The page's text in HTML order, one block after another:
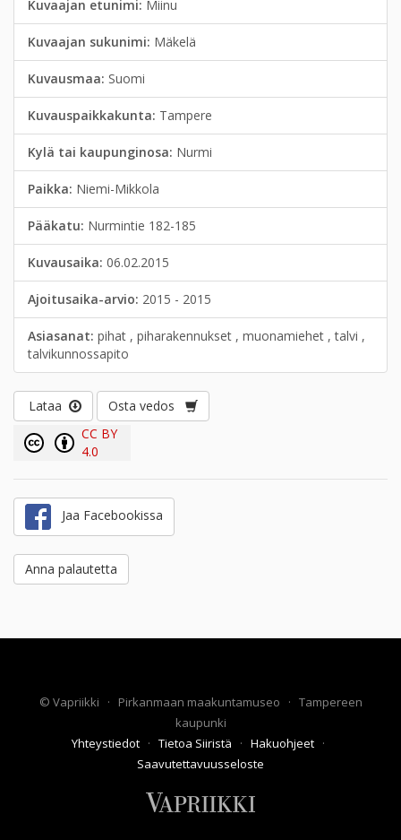
Kuvaajan etunimi: Miinu
Kuvaajan sukunimi: Mäkelä
Kuvausmaa: Suomi
Kuvauspaikkakunta: Tampere
Kylä tai kaupunginosa: Nurmi
Paikka: Niemi-Mikkola
Pääkatu: Nurmintie 182-185
Kuvausaika: 06.02.2015
Ajoitusaika-arvio: 2015 - 2015
Asiasanat: pihat , piharakennukset , muonamiehet , talvi ,
talvikunnossapito
Lataa
Osta vedos
CC BY
4.0
Jaa Facebookissa
Anna palautetta
© Vapriikki · Pirkanmaan maakuntamuseo · Tampereen
kaupunki
Yhteystiedot · Tietoa Siiristä · Hakuohjeet ·
Saavutettavuusseloste